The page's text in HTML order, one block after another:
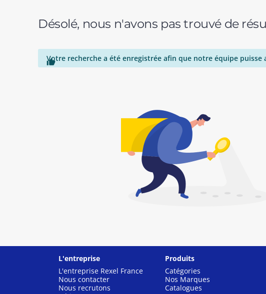
Désolé, nous n'avons pas trouvé de

Votre recherche a été enregistrée afin que notre équipe
L'entreprise
L'entreprise Rexel France
Nous contacter
Nous recrutons
Produits
Catégories
Nos Marques
Catalogues